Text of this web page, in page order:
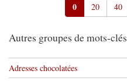
0 20 40
Autres groupes de mots-clés
Adresses chocolatées